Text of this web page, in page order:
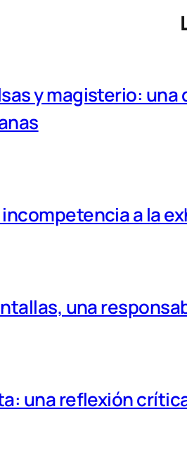
y magisterio:
incompetencia a la
una
una reflexión